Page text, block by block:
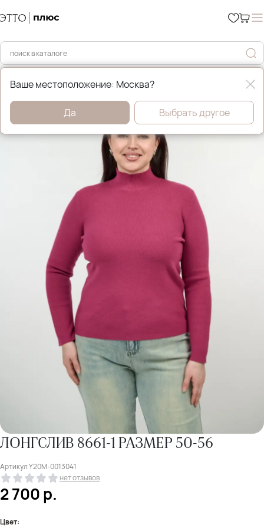
Главная Джемперы, свитера и кардиганы
ЛОНГСЛИВ 8661-1 РАЗМЕР 50-56
АртикулY20M-0013041
нет отзывов
2 700р.
Цвет:
Ваше местоположение: Москва?
Да Выбрать другое